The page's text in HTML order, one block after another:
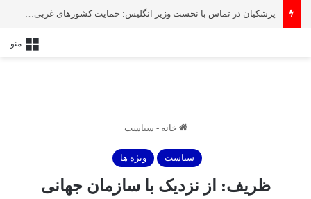
پزشکیان در تماس با نخست‌ وزیر انگلیس: حمایت کشور‌های غربی از رژیم صهیونیستی امنیت منطقه و جهان را به خطر انداخته است
منو
خانه - سیاست
سیاست ویژه ها
ظریف: از نزدیک با سازمان جهانی